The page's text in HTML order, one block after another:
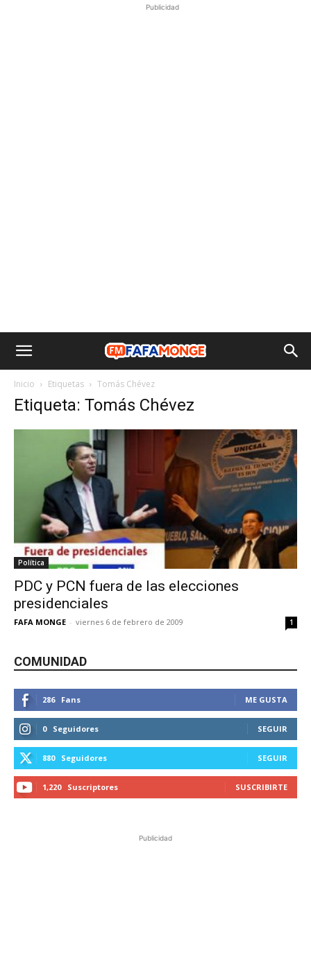
Publicidad
Inicio Etiquetas Tomás Chévez
Etiqueta: Tomás Chévez
Política
PDC y PCN fuera de las elecciones
presidenciales
FAFA MONGE - viernes 6 de febrero de 2009 1
COMUNIDAD
286 Fans ME GUSTA
0 Seguidores SEGUIR
880 Seguidores SEGUIR
1,220 Suscriptores SUSCRIBIRTE
Publicidad